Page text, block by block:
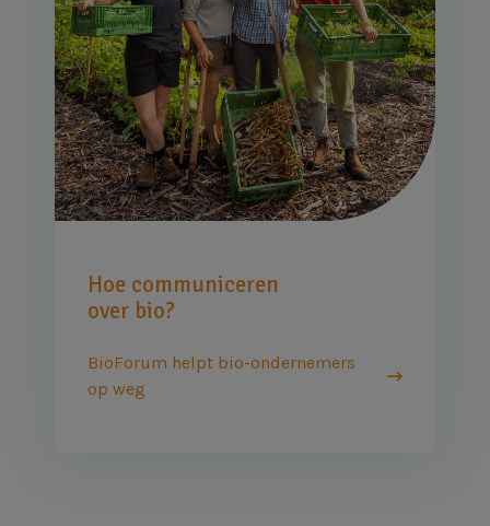
Hoe communiceren
over bio?
BioForum helpt bio-ondernemers
op weg